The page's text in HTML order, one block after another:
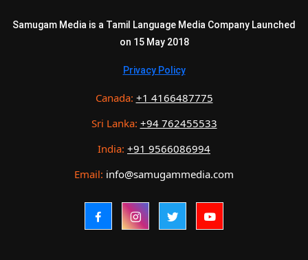
Samugam Media is a Tamil Language Media Company Launched
on 15 May 2018
Privacy Policy
Canada: +1 4166487775
Sri Lanka: +94 762455533
India: +91 9566086994
Email: info@samugammedia.com